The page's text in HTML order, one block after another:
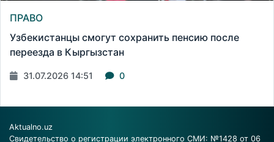
ПРАВО
Узбекистанцы смогут сохранить пенсию после
переезда в Кыргызстан
31.07.2026 14:51 0
Aktualno.uz
Свидетельство о регистрации электронного СМИ: №1428 от 06